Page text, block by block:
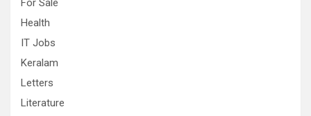
For Sale
Health
IT Jobs
Keralam
Letters
Literature